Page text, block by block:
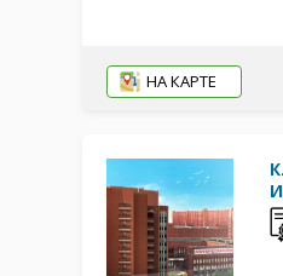
НА КАРТЕ